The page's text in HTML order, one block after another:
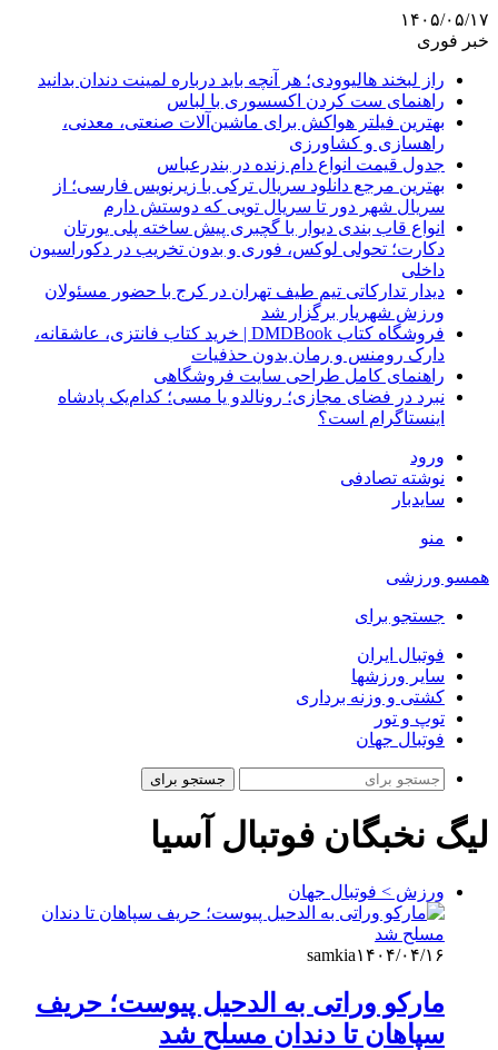
۱۴۰۵/۰۵/۱۷
خبر فوری
راز لبخند هالیوودی؛ هر آنچه باید درباره لمینت دندان بدانید
راهنمای ست کردن اکسسوری با لباس
بهترین فیلتر هواکش برای ماشین‌آلات صنعتی، معدنی،
راهسازی و کشاورزی
جدول قیمت انواع دام زنده در بندرعباس
بهترین مرجع دانلود سریال ترکی با زیرنویس فارسی؛ از
سریال شهر دور تا سریال تویی که دوستش دارم
انواع قاب بندی دیوار با گچبری پیش ساخته پلی یورتان
دکارت؛ تحولی لوکس، فوری و بدون تخریب در دکوراسیون
داخلی
دیدار تدارکاتی تیم طیف تهران در کرج با حضور مسئولان
ورزش شهریار برگزار شد
فروشگاه کتاب DMDBook | خرید کتاب فانتزی، عاشقانه،
دارک رومنس و رمان بدون حذفیات
راهنمای کامل طراحی سایت فروشگاهی
نبرد در فضای مجازی؛ رونالدو یا مسی؛ کدام‌یک پادشاه
اینستاگرام است؟
ورود
نوشته تصادفی
سایدبار
منو
همسو ورزشی
جستجو برای
فوتبال ایران
سایر ورزشها
کشتی و وزنه برداری
توپ و تور
فوتبال جهان
جستجو برای
لیگ نخبگان فوتبال آسیا
ورزش > فوتبال جهان
samkia۱۴۰۴/۰۴/۱۶
مارکو وراتی به الدحیل پیوست؛ حریف
سپاهان تا دندان مسلح شد